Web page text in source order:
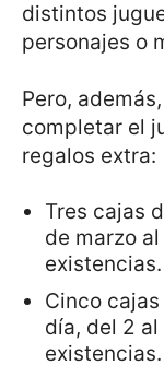
distintos
personajes o
Pero,
completar el
regalos extra:
Tres cajas
de marzo
existencias.
Cinco cajas
día, del 2
existencias.